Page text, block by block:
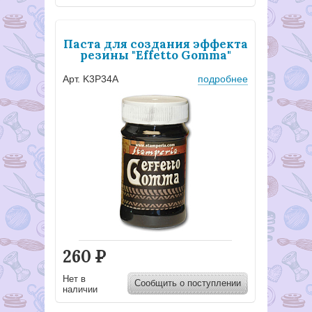
Паста для создания эффекта
резины "Effetto Gomma"
Арт. K3P34A подробнее
260 Р
Нет в
наличии
Сообщить о поступлении